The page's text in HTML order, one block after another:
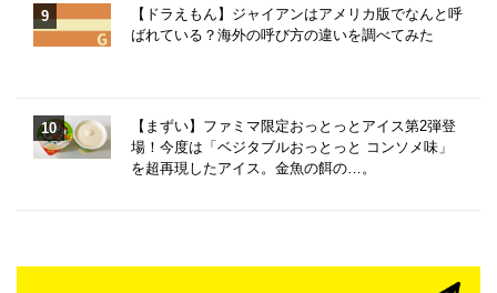
【ドラえもん】ジャイアンはアメリカ版でなんと呼
ばれている？海外の呼び方の違いを調べてみた
【まずい】ファミマ限定おっとっとアイス第2弾登
場！今度は「ベジタブルおっとっと コンソメ味」
を超再現したアイス。金魚の餌の…。